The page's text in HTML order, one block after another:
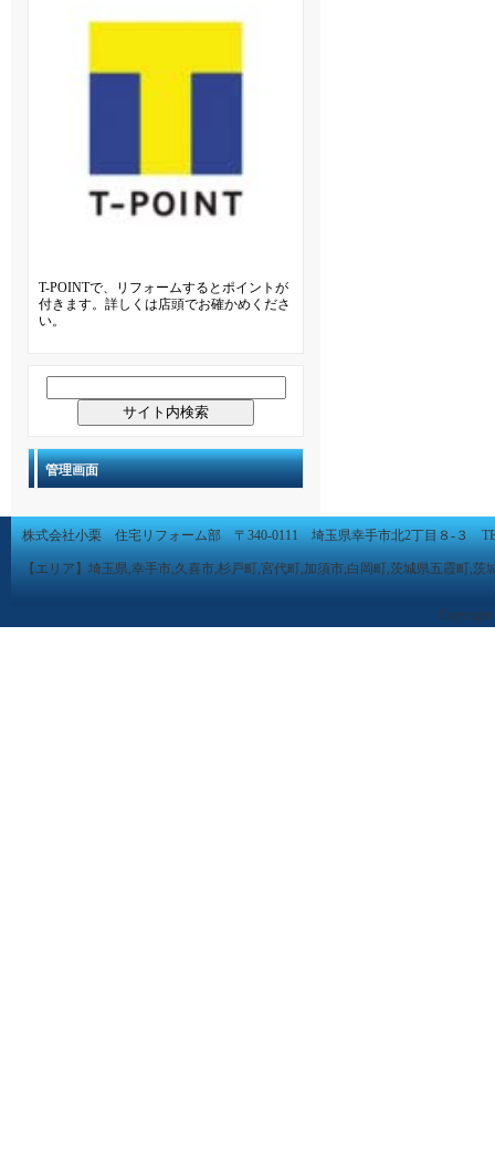
T-POINTで、リフォームするとポイントが
付きます。詳しくは店頭でお確かめくださ
い。
管理画面
株式会社小栗 住宅リフォーム部 〒340-0111 埼玉県幸手市北2丁目８-３
【エリア】埼玉県,幸手市,久喜市,杉戸町,宮代町,加須市,白岡町,茨城県五霞町,茨